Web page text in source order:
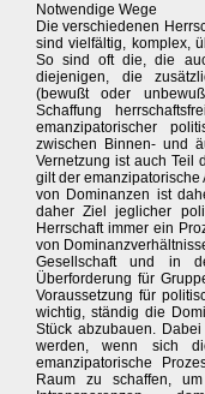
Notwendige Wege
Die verschiedenen
sind vielfältig, komplex,
So sind oft die, die
diejenigen, die
(bewußt oder
Schaffung
emanzipatorischer
zwischen Binnen- und
Vernetzung ist auch Teil
gilt der emanzipatorische
von Dominanzen ist
daher Ziel jeglicher
Herrschaft immer ein
von
Gesellschaft und in
Überforderung für
Voraussetzung für
wichtig, ständig die
Stück abzubauen.
werden, wenn sich
emanzipatorische
Raum zu schaffen,